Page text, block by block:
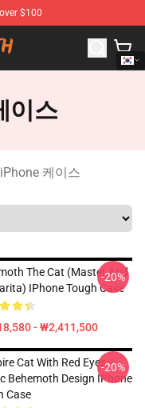
$100
Merchandise Shop
이스
케이스
The Cat (Master And
IPhone Tough Case
- ₩2,411,500
-20%
Cat With Red Eyes -
Behemoth Design IPhone
Case
-20%